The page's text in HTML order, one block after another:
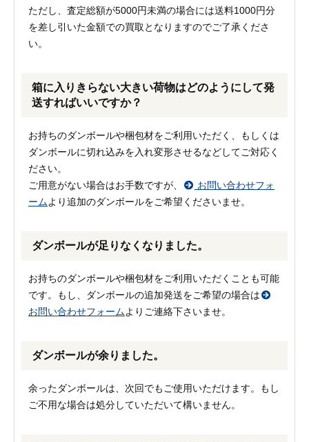
ただし、査定総額が5000円未満の場合には送料1000円分
を差し引いた金額での買取となりますのでご了承くださ
い。
箱に入りきらない大きい荷物はどのようにして発
送すればいいですか？
お持ちのダンボールや梱包材をご利用いただく、もしくは
ダンボールに切れ込みを入れ変形させるなどしてご対応く
ださい。
ご用意がない場合はお手数ですが、
お問い合わせフォ
ームより追加のダンボールをご希望くださいませ。
ダンボールが足りなくなりました。
お持ちのダンボールや梱包材をご利用いただくことも可能
です。もし、ダンボールの追加発送をご希望の場合は
お問い合わせフォームよりご連絡下さいませ。
ダンボールが余りました。
余ったダンボールは、次回でもご使用いただけます。もし
ご不用な場合は処分していただいて構いません。